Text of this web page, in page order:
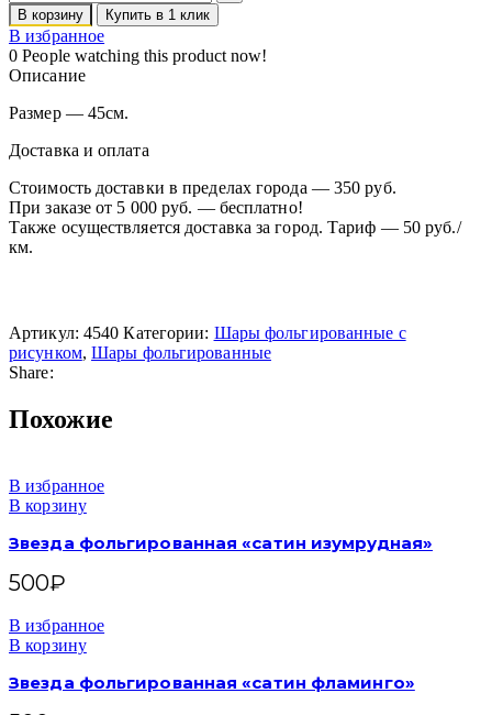
В корзину Купить в 1 клик
В избранное
0 People watching this product now!
Описание
Размер — 45см.
Доставка и оплата
Стоимость доставки в пределах города — 350 руб.
При заказе от 5 000 руб. — бесплатно!
Также осуществляется доставка за город. Тариф — 50 руб./
км.
Артикул: 4540Категории: Шары фольгированные с
рисунком, Шары фольгированные
Share:
Похожие
В избранное
В корзину
Звезда фольгированная «сатин изумрудная»
500₽
В избранное
В корзину
Звезда фольгированная «сатин фламинго»